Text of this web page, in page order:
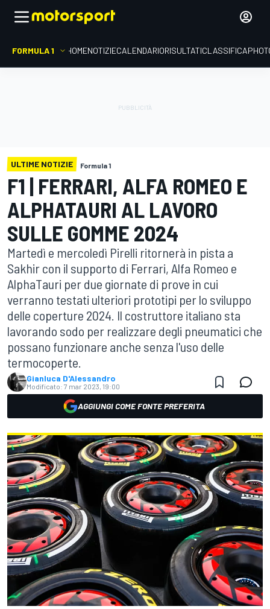
FORMULA 1 HOMENOTIZIECALENDARIORISULTATICLASSIFICA
ULTIME NOTIZIE Formula 1
F1 | FERRARI, ALFA ROMEO E
ALPHATAURI AL LAVORO
SULLE GOMME 2024
Martedì e mercoledì Pirelli ritornerà in pista a
Sakhir con il supporto di Ferrari, Alfa Romeo e
AlphaTauri per due giornate di prove in cui
verranno testati ulteriori prototipi per lo sviluppo
delle coperture 2024. Il costruttore italiano sta
lavorando sodo per realizzare degli pneumatici che
possano funzionare anche senza l'uso delle
termocoperte.
Gianluca D'Alessandro
Modificato: 7 mar 2023, 19:00
AGGIUNGI COME FONTE PREFERITA